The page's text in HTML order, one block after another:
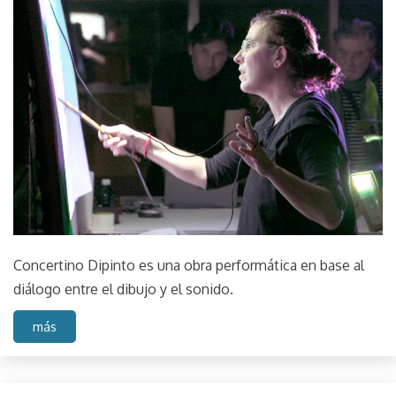
TACHA
2024
Concertino Dipinto es una obra performática en base al
diálogo entre el dibujo y el sonido.
más